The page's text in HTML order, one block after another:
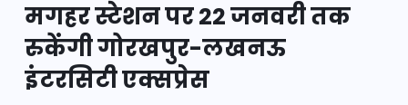
मगहर स्टेशन पर 22 जनवरी तक
रुकेंगी गोरखपुर-लखनऊ
इंटरसिटी एक्सप्रेस